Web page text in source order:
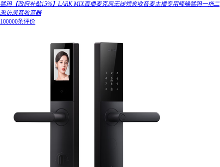
猛玛【政府补贴15%】LARK MIX直播麦克风无线领夹收音麦主播专用降噪猛犸一拖二
采访录音收音器
100000条评价